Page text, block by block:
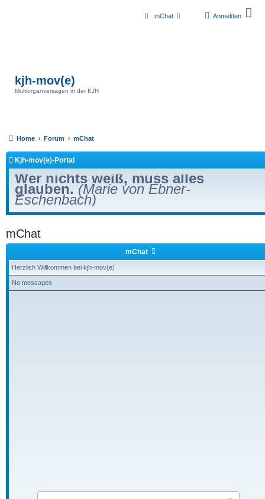
Anmelden
mChat
kjh-mov(e)
Multiorganversagen in der KJH
Home Forum mChat
Kjh-mov(e)-Portal
Wer nichts weiß, muss alles
glauben. (Marie von Ebner-
Eschenbach)
mChat
mChat
Herzlich Willkommen bei kjh-mov(e)
No messages